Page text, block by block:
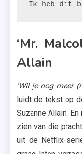
Ik heb dit
‘Mr.
Allain
‘Wil je nog meer
luidt de tekst op
Suzanne Allain.
zien van die
uit de Netflix-